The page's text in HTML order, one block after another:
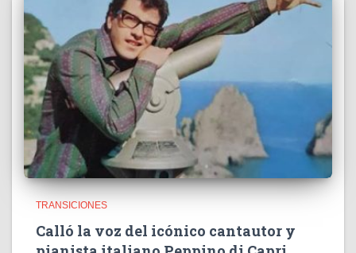
TRANSICIONES
Calló la voz del icónico cantautor y